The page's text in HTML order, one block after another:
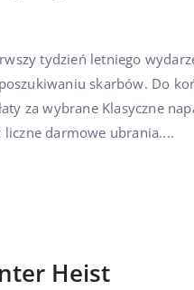
tydzień letniego
skarbów. Do
za wybrane Klasyczne
liczne darmowe ubrania....
Heist